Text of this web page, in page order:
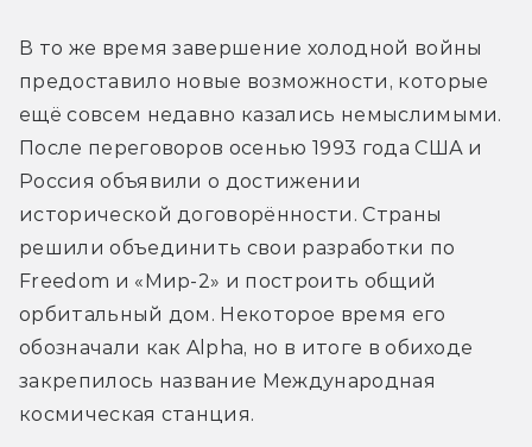
В то же время завершение холодной войны
предоставило новые возможности, которые
ещё совсем недавно казались немыслимыми.
После переговоров осенью 1993 года США и
Россия объявили о достижении
исторической договорённости. Страны
решили объединить свои разработки по
Freedom и «Мир-2» и построить общий
орбитальный дом. Некоторое время его
обозначали как Alpha, но в итоге в обиходе
закрепилось название Международная
космическая станция.